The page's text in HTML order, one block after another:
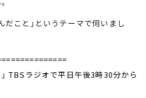
だこと」というテーマで伺いまし
TBSラジオで平日午後3時30分から